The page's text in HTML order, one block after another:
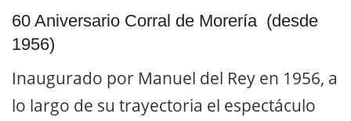
60 Aniversario Corral de Morería (desde
1956)
Inaugurado por Manuel del Rey en 1956, a
lo largo de su trayectoria el espectáculo